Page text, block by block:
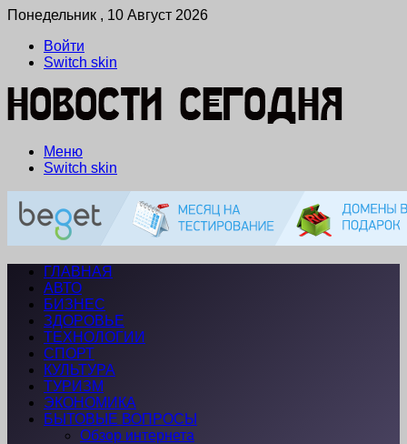
Понедельник , 10 Август 2026
Войти
Switch skin
Меню
Switch skin
ГЛАВНАЯ
АВТО
БИЗНЕС
ЗДОРОВЬЕ
ТЕХНОЛОГИИ
СПОРТ
КУЛЬТУРА
ТУРИЗМ
ЭКОНОМИКА
БЫТОВЫЕ ВОПРОСЫ
Обзор интернета